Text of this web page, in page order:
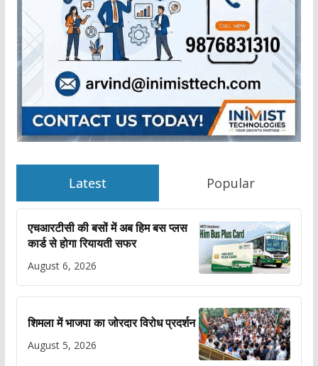
Latest Popular
एचआरटीसी की बसों में अब हिम बस प्लस
कार्ड से होगा रियायती सफर
August 6, 2026
शिमला में भाजपा का जोरदार विरोध प्रदर्शन
August 5, 2026